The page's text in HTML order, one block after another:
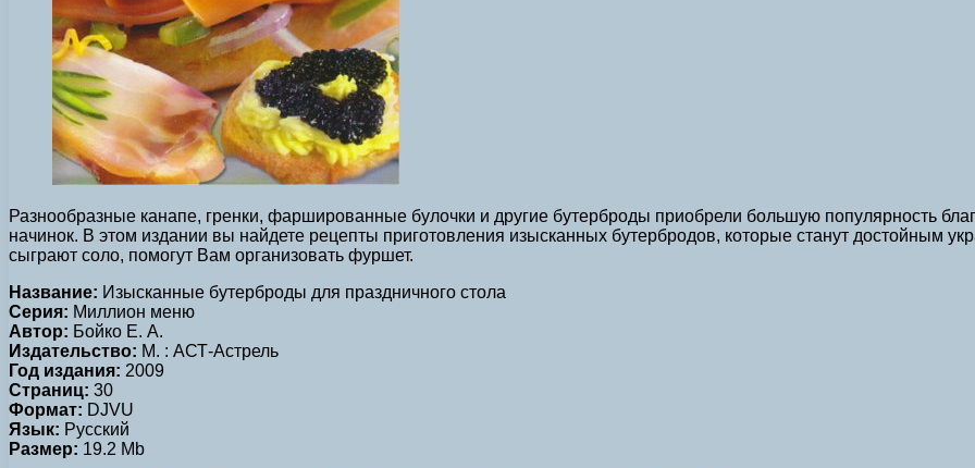
Разнообразные канапе, гренки, фаршированные булочки и другие бутерброды приобрели большую популярность
начинок. В этом издании вы найдете рецепты приготовления изысканных бутербродов, которые станут достойным
сыграют соло, помогут Вам организовать фуршет.
Название: Изысканные бутерброды для праздничного стола
Серия: Миллион меню
Автор: Бойко Е. А.
Издательство: М. : АСТ-Астрель
Год издания: 2009
Страниц: 30
Формат: DJVU
Язык: Русский
Размер: 19.2 Mb